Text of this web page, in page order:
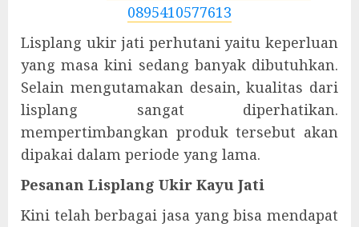
0895410577613
Lisplang ukir jati perhutani yaitu keperluan
yang masa kini sedang banyak dibutuhkan.
Selain mengutamakan desain, kualitas dari
lisplang sangat diperhatikan.
mempertimbangkan produk tersebut akan
dipakai dalam periode yang lama.
Pesanan Lisplang Ukir Kayu Jati
Kini telah berbagai jasa yang bisa mendapat